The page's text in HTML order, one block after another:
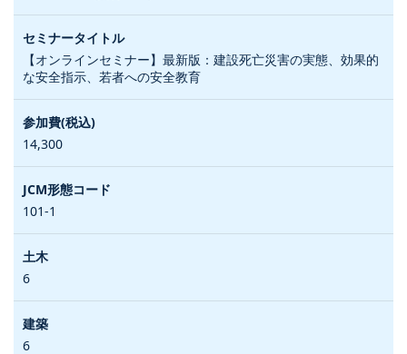
【オンラインセミナー】最新版：建設死亡災害の実態、効果的
な安全指示、若者への安全教育
14,300
101-1
6
6